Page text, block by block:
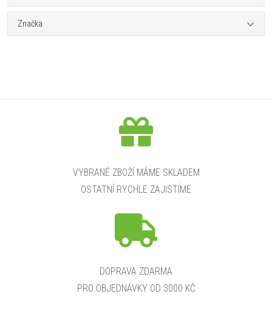
Značka
VYBRANÉ ZBOŽÍ MÁME SKLADEM
OSTATNÍ RYCHLE ZAJISTÍME
DOPRAVA ZDARMA
PRO OBJEDNÁVKY OD 3000 KČ